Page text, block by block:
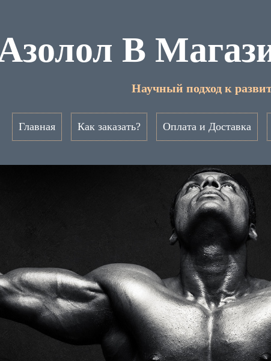
В
Научный подход к
Главная Как заказать? Оплата и Доставка